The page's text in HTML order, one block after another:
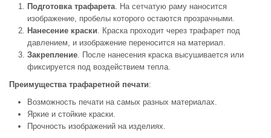
Подготовка трафарета . На сетчатую раму наносится
изображение, пробелы которого остаются прозрачными.
Нанесение краски . Краска проходит через трафарет под
давлением, и изображение переносится на материал.
Закрепление . После нанесения краска высушивается или
фиксируется под воздействием тепла.
Преимущества трафаретной печати:
Возможность печати на самых разных материалах.
Яркие и стойкие краски.
Прочность изображений на изделиях.